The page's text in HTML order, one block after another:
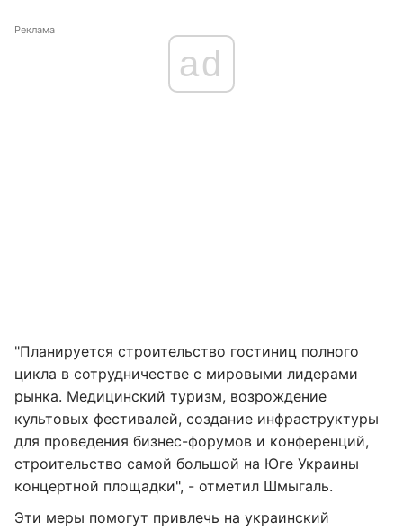
Реклама
ad
"Планируется строительство гостиниц полного
цикла в сотрудничестве с мировыми лидерами
рынка. Медицинский туризм, возрождение
культовых фестивалей, создание инфраструктуры
для проведения бизнес-форумов и конференций,
строительство самой большой на Юге Украины
концертной площадки", - отметил Шмыгаль.
Эти меры помогут привлечь на украинский